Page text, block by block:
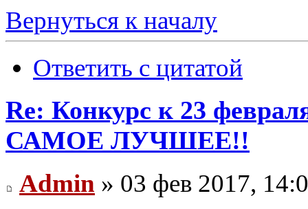
Вернуться к началу
Ответить с цитатой
Re: Конкурс к 23
САМОЕ ЛУЧШЕЕ!!
Admin » 03 фев 2017,